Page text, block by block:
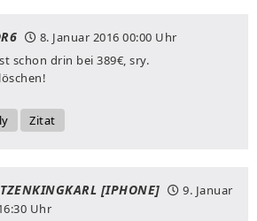
8. Januar 2016 00:00 Uhr
schon drin bei 389€, sry.
Zitat
[IPHONE]
9. Januar
Uhr